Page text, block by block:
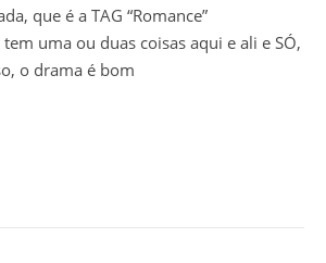
que é a TAG “Romance”
uma ou duas coisas aqui e ali e SÓ,
o drama é bom